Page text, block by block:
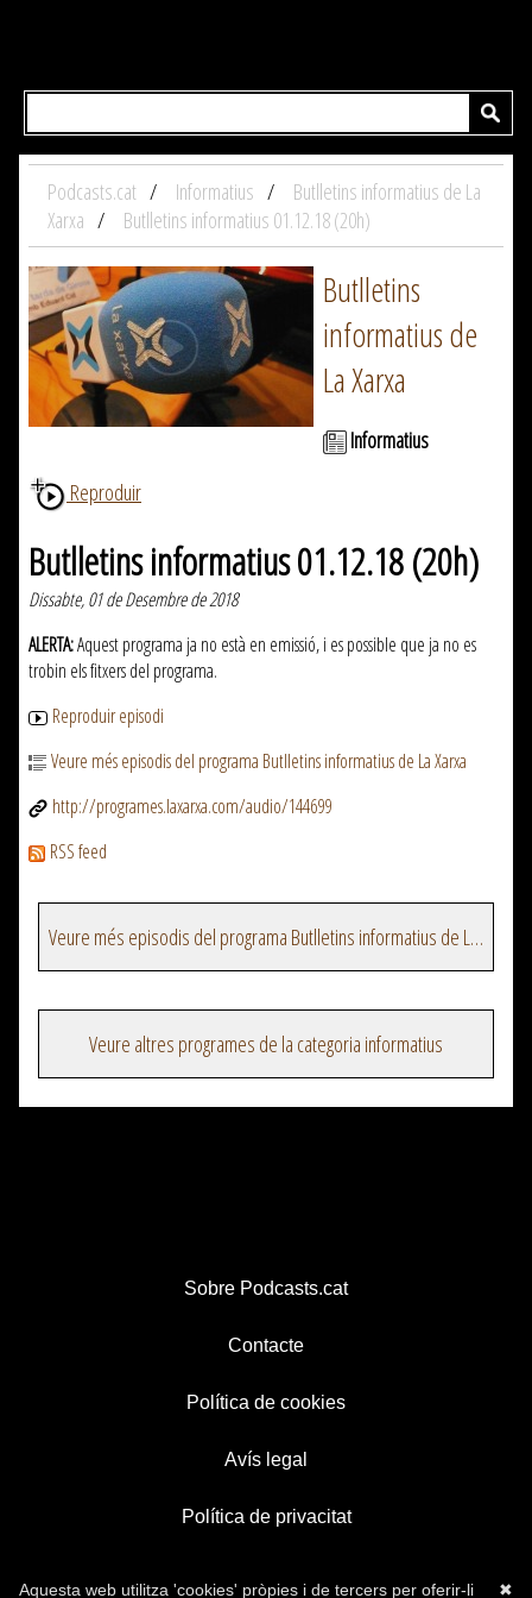
Podcasts.cat Informatius
Butlletins informatius de La
Xarxa
Butlletins informatius 01.12.18 (20h)
Butlletins
informatius de
La Xarxa
Informatius
Reproduir
Butlletins informatius 01.12.18 (20h)
Dissabte, 01 de Desembre de 2018
ALERTA:Aquest programa ja no està en emissió, i es possible que ja no es
trobin els fitxers del programa.
Reproduir episodi
Veure més episodis del programa Butlletins informatius de La Xarxa
http://programes.laxarxa.com/audio/144699
RSS feed
Veure més episodis del programa Butlletins informatius de La Xarxa
Veure altres programes de la categoria informatius
Sobre Podcasts.cat
Contacte
Política de cookies
Avís legal
Política de privacitat
✖
Aquesta web utilitza 'cookies' pròpies i de tercers per oferir-li